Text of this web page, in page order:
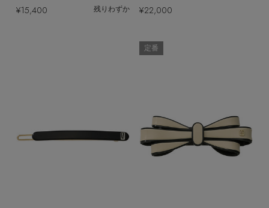
¥15,400 残りわずか ¥22,000
定番